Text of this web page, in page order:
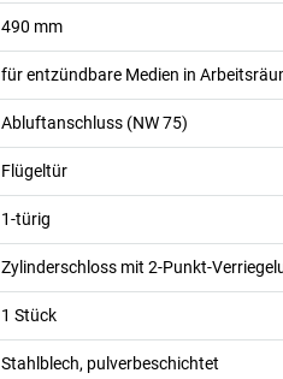
490 mm
für entzündbare Medien in
Abluftanschluss (NW 75)
Flügeltür
1-türig
Zylinderschloss mit 2-Punkt-
1 Stück
Stahlblech, pulverbeschichtet